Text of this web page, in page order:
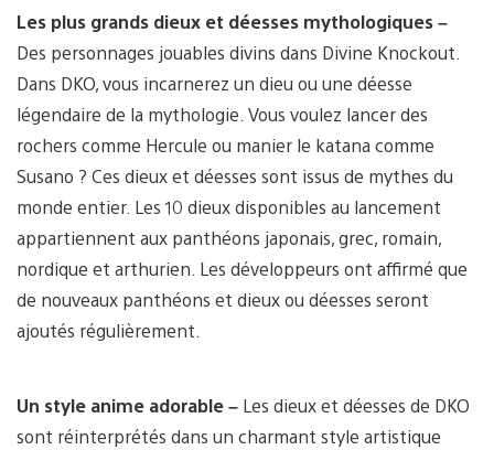
Les plus grands dieux et déesses mythologiques–
Des personnages jouables divins dans Divine Knockout.
Dans DKO, vous incarnerez un dieu ou une déesse
légendaire de la mythologie. Vous voulez lancer des
rochers comme Hercule ou manier le katana comme
Susano ? Ces dieux et déesses sont issus de mythes du
monde entier. Les 10 dieux disponibles au lancement
appartiennent aux panthéons japonais, grec, romain,
nordique et arthurien. Les développeurs ont affirmé que
de nouveaux panthéons et dieux ou déesses seront
ajoutés régulièrement.
Un style anime adorable– Les dieux et déesses de DKO
sont réinterprétés dans un charmant style artistique